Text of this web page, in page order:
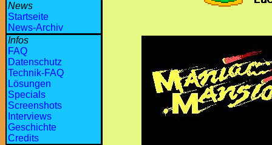
News
Startseite
News-Archiv
Infos
FAQ
Datenschutz
Technik-FAQ
Lösungen
Specials
Screenshots
Interviews
Geschichte
Credits